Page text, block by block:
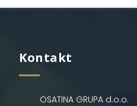
Kontakt
OSATINA GRUPA d.o.o.